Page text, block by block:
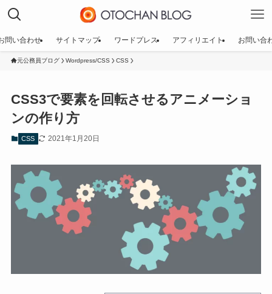
問い合わせ サイトマップ ワードプレス アフィリエイト お問い合
元公務員ブログ Wordpress/CSS CSS
CSS3で要素を回転させるアニメーショ
ンの作り方
CSS 2021年1月20日